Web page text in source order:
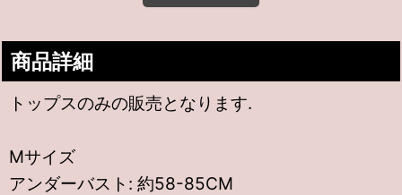
商品詳細
トップスのみの販売となります.
Mサイズ
アンダーバスト: 約58-85CM